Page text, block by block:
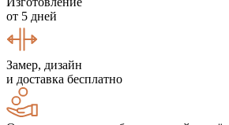
от 5 дней
Замер, дизайн
и доставка бесплатно